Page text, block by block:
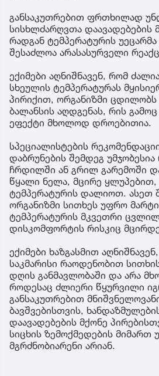
განსაკუთრებით ფრთხილად
სისხლძარღვთა დაავადებების
რადგან ტემპერატურის
შესაძლოა არასასურველი
ექიმები აღნიშნავენ, რომ
სხეულის ტემპერატურას
პირიქით, ორგანიზმი
ბალანსის აღდგენას, რის
ეფექტი მხოლოდ დროებითია.
სპეციალისტების
დაბრუნების შემდეგ
ჩრდილში ან გრილ გარემოში
წყალი ნელა, მცირე
ტემპერატურის დალიოთ. ასეთ
ორგანიზმი სითხეს უფრო
ტემპერატურის მკვეთრი
დისკომფორტის რისკიც
ექიმები ხაზგასმით
საკმარისი რაოდენობით
დღის განმავლობაში და არა
როდესაც ძლიერი წყურვილი
განსაკუთრებით
ბავშვებისთვის,
დაავადებების მქონე
სიცხის ზემოქმედების მიმართ
მგრძნობიარენი არიან.